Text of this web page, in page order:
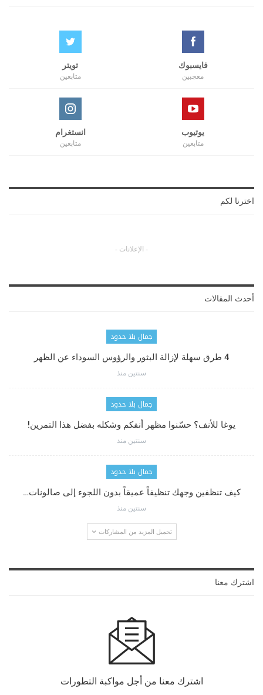
فايسبوك
معجبين
تويتر
متابعين
يوتيوب
متابعين
انستغرام
متابعين
اخترنا لكم
- الإعلانات -
أحدث المقالات
جمال بلا حدود
4 طرق سهلة لإزالة البثور والرؤوس السوداء عن الظهر
سنتين منذ
جمال بلا حدود
يوغا للأنف؟ حسّنوا مظهر أنفكم وشكله بفضل هذا التمرين!
سنتين منذ
جمال بلا حدود
كيف تنظفين وجهك تنظيفاً عميقاً بدون اللجوء إلى صالونات…
سنتين منذ
تحميل المزيد من المشاركات
اشترك معنا
اشترك معنا من أجل مواكبة التطورات